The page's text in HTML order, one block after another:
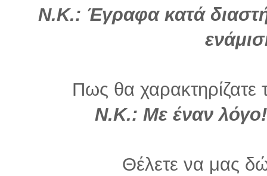
Ν.Κ.: Έγραφα κατά
Πως θα χαρακτηρίζατε
Ν.Κ.: Με έναν
Θέλετε να μας